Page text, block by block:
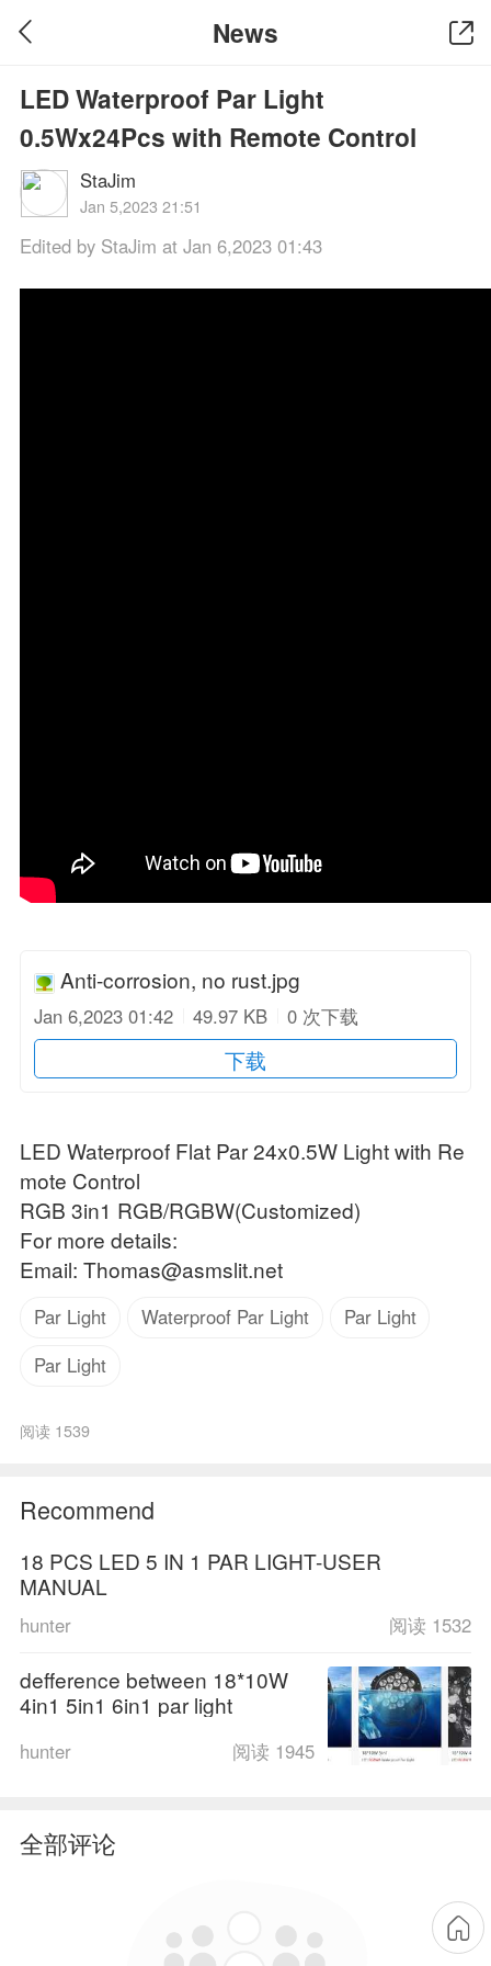
News
LED Waterproof Par Light
0.5Wx24Pcs with Remote Control
StaJim
Jan 5,2023 21:51
Edited by StaJim at Jan 6,2023 01:43
Anti-corrosion, no rust.jpg
Jan 6,2023 01:42 49.97 KB 0 次下载
下载
LED Waterproof Flat Par 24x0.5W Light with Re
mote Control
RGB 3in1 RGB/RGBW(Customized)
For more details:
Email: Thomas@asmslit.net
Par Light Waterproof Par Light
Par Light
Par Light
阅读 1539
Recommend
18 PCS LED 5 IN 1 PAR LIGHT-USER
MANUAL
hunter 阅读 1532
defference between 18*10W
4in1 5in1 6in1 par light
hunter 阅读 1945
全部评论